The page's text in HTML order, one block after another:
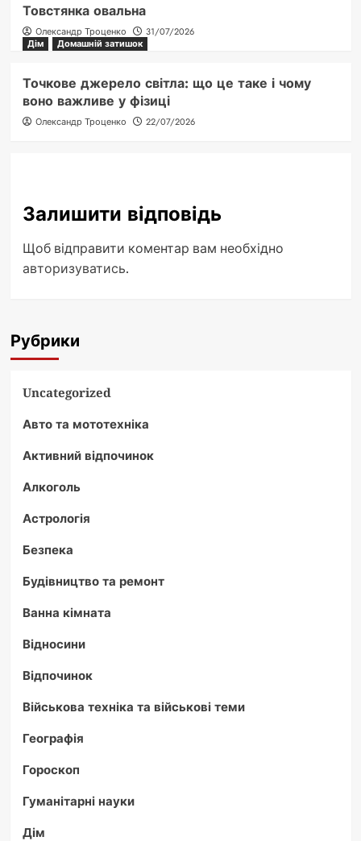
Товстянка овальна
Олександр Троценко
31/07/2026
Дім
Домашній затишок
Точкове джерело світла: що це таке і чому
воно важливе у фізиці
Олександр Троценко 22/07/2026
Залишити відповідь
Щоб відправити коментар вам необхідно
авторизуватись.
Рубрики
Uncategorized
Авто та мототехніка
Активний відпочинок
Алкоголь
Астрологія
Безпека
Будівництво та ремонт
Ванна кімната
Відносини
Відпочинок
Військова техніка та військові теми
Географія
Гороскоп
Гуманітарні науки
Дім